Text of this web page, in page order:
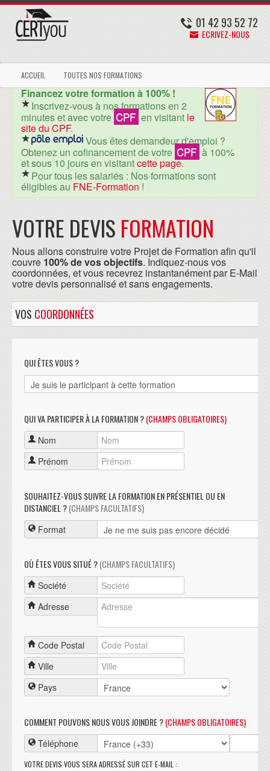
01 42 93 52 72
ECRIVEZ-NOUS
ACCUEIL TOUTES NOS FORMATIONS
Financez votre formation à 100% !
Inscrivez-vous à nos formations en 2
minutes et avec votre CPF en visitant le
site du CPF.
Vous êtes demandeur d'emploi ?
Obtenez un cofinancement de votre CPF à 100%
et sous 10 jours en visitantcette page.
Pour tous les salariés : Nos formations sont
éligibles au FNE-Formation !
VOTRE DEVIS FORMATION
Nous allons construire votre Projet de Formation afin qu'il
couvre 100% de vos objectifs. Indiquez-nous vos
coordonnées, et vous recevrez instantanément par E-Mail
votre devis personnalisé et sans engagements.
VOS COORDONNÉES
QUI ÊTES VOUS ?
QUI VA PARTICIPER À LA FORMATION ?(CHAMPS OBLIGATOIRES)
Nom
Prénom
SOUHAITEZ-VOUS SUIVRE LA FORMATION EN PRÉSENTIEL OU EN
DISTANCIEL ?(CHAMPS FACULTATIFS)
Format
OÙ ÊTES VOUS SITUÉ ?(CHAMPS FACULTATIFS)
Société
Adresse
Code Postal
Ville
Pays
COMMENT POUVONS NOUS VOUS JOINDRE ?(CHAMPS OBLIGATOIRES)
Téléphone
VOTRE DEVIS VOUS SERA ADRESSÉ SUR CET E-MAIL :